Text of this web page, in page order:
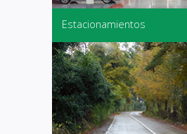
Estacionamientos